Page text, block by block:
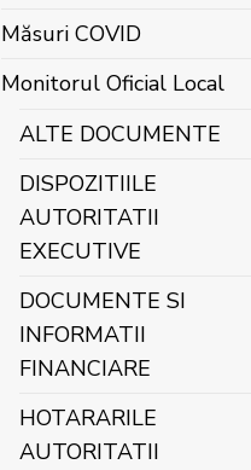
Măsuri COVID
Monitorul Oficial Local
ALTE DOCUMENTE
DISPOZITIILE
AUTORITATII
EXECUTIVE
DOCUMENTE SI
INFORMATII
FINANCIARE
HOTARARILE
AUTORITATII